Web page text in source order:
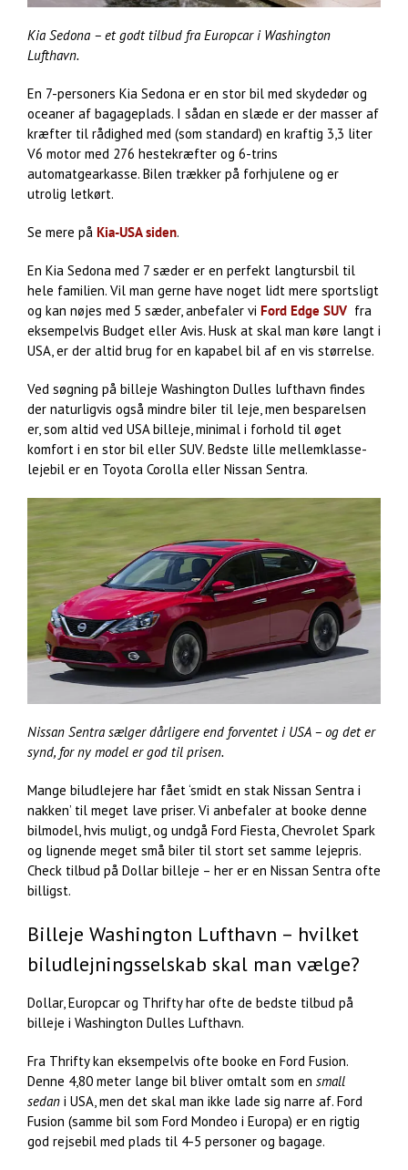
Kia Sedona – et godt tilbud fra Europcar i Washington
Lufthavn.
En 7-personers Kia Sedona er en stor bil med skydedør og
oceaner af bagageplads. I sådan en slæde er der masser af
kræfter til rådighed med (som standard) en kraftig 3,3 liter
V6 motor med 276 hestekræfter og 6-trins
automatgearkasse. Bilen trækker på forhjulene og er
utrolig letkørt.
Se mere på Kia-USA siden.
En Kia Sedona med 7 sæder er en perfekt langtursbil til
hele familien. Vil man gerne have noget lidt mere sportsligt
og kan nøjes med 5 sæder, anbefaler vi Ford Edge SUV fra
eksempelvis Budget eller Avis. Husk at skal man køre langt i
USA, er der altid brug for en kapabel bil af en vis størrelse.
Ved søgning på billeje Washington Dulles lufthavn findes
der naturligvis også mindre biler til leje, men besparelsen
er, som altid ved USA billeje, minimal i forhold til øget
komfort i en stor bil eller SUV. Bedste lille mellemklasse-
lejebil er en Toyota Corolla eller Nissan Sentra.
Nissan Sentra sælger dårligere end forventet i USA – og det er
synd, for ny model er god til prisen.
Mange biludlejere har fået ‘smidt en stak Nissan Sentra i
nakken’ til meget lave priser. Vi anbefaler at booke denne
bilmodel, hvis muligt, og undgå Ford Fiesta, Chevrolet Spark
og lignende meget små biler til stort set samme lejepris.
Check tilbud på Dollar billeje – her er en Nissan Sentra ofte
billigst.
Billeje Washington Lufthavn – hvilket
biludlejningsselskab skal man vælge?
Dollar, Europcar og Thrifty har ofte de bedste tilbud på
billeje i Washington Dulles Lufthavn.
Fra Thrifty kan eksempelvis ofte booke en Ford Fusion.
Denne 4,80 meter lange bil bliver omtalt som en small
sedan i USA, men det skal man ikke lade sig narre af. Ford
Fusion (samme bil som Ford Mondeo i Europa) er en rigtig
god rejsebil med plads til 4-5 personer og bagage.